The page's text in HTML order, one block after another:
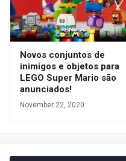
Novos conjuntos de
inimigos e objetos para
LEGO Super Mario são
anunciados!
November 22, 2020